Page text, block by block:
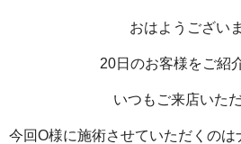
おはようござい
20日のお客様をご紹
いつもご来店いた
今回O様に施術させていただくのは